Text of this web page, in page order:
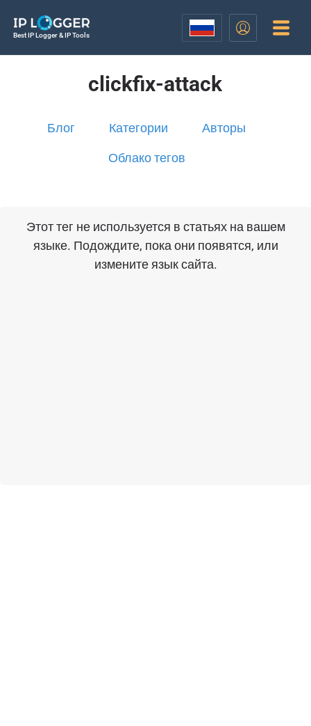
Best IP Logger & IP Tools
clickfix-attack
Блог Категории Авторы
Облако тегов